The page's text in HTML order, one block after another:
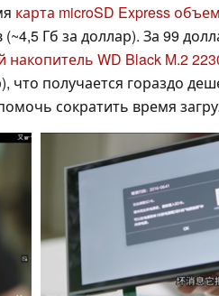
карта microSD Express
Гб за доллар). За 99
накопитель WD Black M.2
что получается гораздо
сократить время